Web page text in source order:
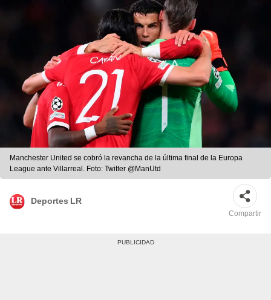
Manchester United se cobró la revancha de la última final de la Europa
League ante Villarreal. Foto: Twitter @ManUtd
Deportes LR
Compartir